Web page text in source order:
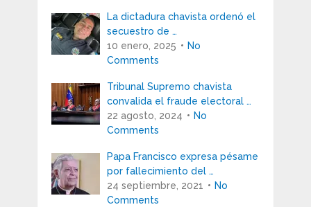
La dictadura chavista ordenó el
secuestro de …
10 enero, 2025
No
Comments
Tribunal Supremo chavista
convalida el fraude electoral …
22 agosto, 2024
No
Comments
Papa Francisco expresa pésame
por fallecimiento del …
24 septiembre, 2021
No
Comments